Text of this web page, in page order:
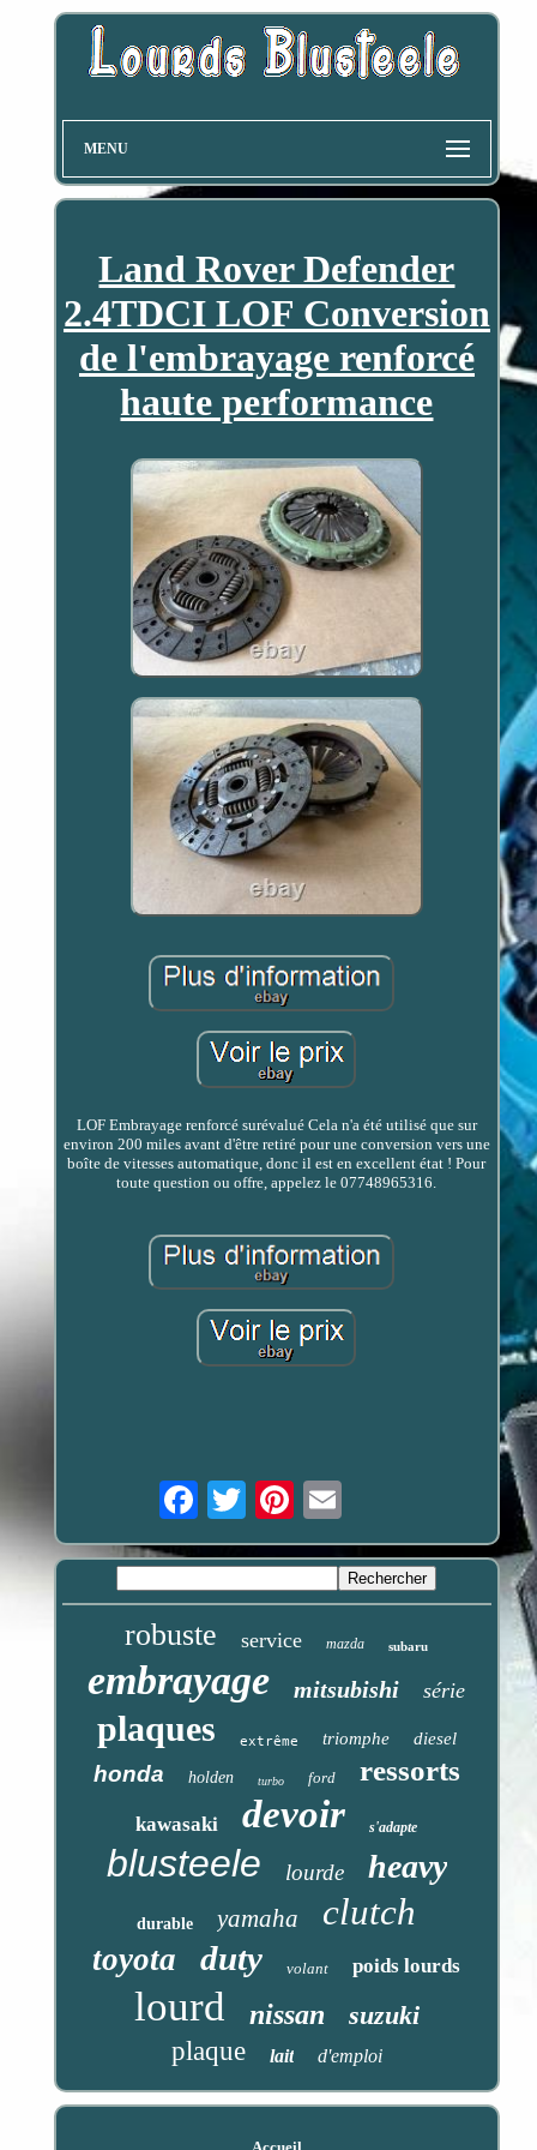
MENU
Land Rover Defender
2.4TDCI LOF Conversion
de l'embrayage renforcé
haute performance
LOF Embrayage renforcé surévalué Cela n'a été utilisé que sur
environ 200 miles avant d'être retiré pour une conversion vers une
boîte de vitesses automatique, donc il est en excellent état ! Pour
toute question ou offre, appelez le 07748965316.
Email
robuste service mazda subaru
embrayage mitsubishi série
plaques extrême triomphe diesel
honda holden turbo ford ressorts
kawasaki devoir s'adapte
blusteele lourde heavy
durable yamaha clutch
toyota duty volant poids lourds
lourd nissan
suzuki
plaque
lait d'emploi